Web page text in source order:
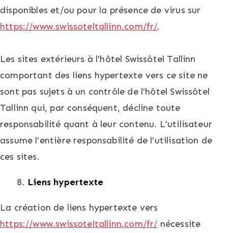
disponibles et/ou pour la présence de virus sur
https://www.swissoteltallinn.com/fr/.
Les sites extérieurs à l'hôtel Swissôtel Tallinn
comportant des liens hypertexte vers ce site ne
sont pas sujets à un contrôle de l'hôtel Swissôtel
Tallinn qui, par conséquent, décline toute
responsabilité quant à leur contenu. L'utilisateur
assume l'entière responsabilité de l'utilisation de
ces sites.
Liens hypertexte
La création de liens hypertexte vers
https://www.swissoteltallinn.com/fr/ nécessite